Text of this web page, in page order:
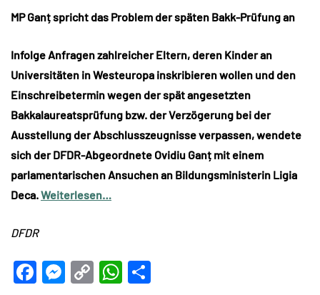
MP Ganț spricht das Problem der späten Bakk-Prüfung an
Infolge Anfragen zahlreicher Eltern, deren Kinder an
Universitäten in Westeuropa inskribieren wollen und den
Einschreibetermin wegen der spät angesetzten
Bakkalaureatsprüfung bzw. der Verzögerung bei der
Ausstellung der Abschlusszeugnisse verpassen, wendete
sich der DFDR-Abgeordnete Ovidiu Ganț mit einem
parlamentarischen Ansuchen an Bildungsministerin Ligia
Deca.Weiterlesen…
DFDR
Facebook
Messenger
CopyWhatsApp